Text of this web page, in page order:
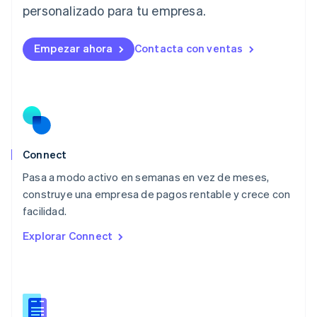
personalizado para tu empresa.
Empezar ahora Contacta con ventas
Connect
Pasa a modo activo en semanas en vez de meses,
construye una empresa de pagos rentable y crece con
facilidad.
Explorar Connect
Lituania
Luxemburgo
FrançaisDeutschEnglish
Malasia
México
Español
Noruega
Nueva Zelandia
English
Países Bajos
Polonia
RAE de Hong Kong, China
English